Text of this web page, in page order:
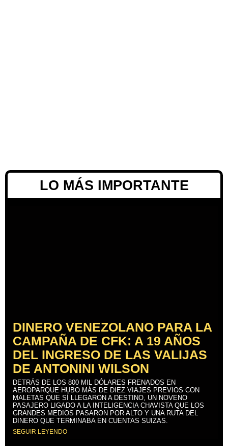
LO MÁS IMPORTANTE
DINERO VENEZOLANO PARA LA
CAMPAÑA DE CFK: A 19 AÑOS
DEL INGRESO DE LAS VALIJAS
DE ANTONINI WILSON
DETRÁS DE LOS 800 MIL DÓLARES FRENADOS EN
AEROPARQUE HUBO MÁS DE DIEZ VIAJES PREVIOS CON
MALETAS QUE SÍ LLEGARON A DESTINO, UN NOVENO
PASAJERO LIGADO A LA INTELIGENCIA CHAVISTA QUE LOS
GRANDES MEDIOS PASARON POR ALTO Y UNA RUTA DEL
DINERO QUE TERMINABA EN CUENTAS SUIZAS.
SEGUIR LEYENDO